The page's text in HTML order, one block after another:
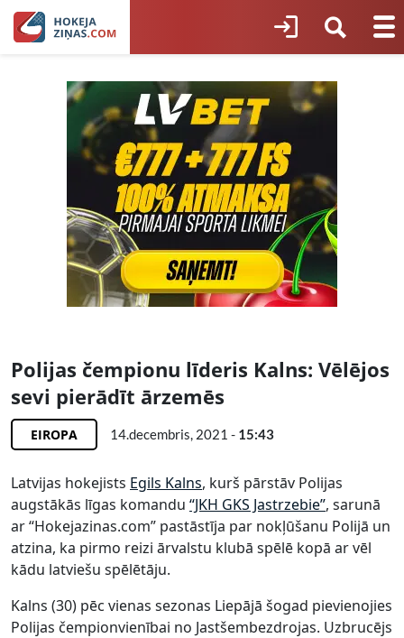
Polijas čempionu līderis Kalns: Vēlējos
sevi pierādīt ārzemēs
EIROPA 14.decembris, 2021 - 15:43
Latvijas hokejists Egils Kalns, kurš pārstāv Polijas
augstākās līgas komandu “JKH GKS Jastrzebie”, sarunā
ar “Hokejazinas.com” pastāstīja par nokļūšanu Polijā un
atzina, ka pirmo reizi ārvalstu klubā spēlē kopā ar vēl
kādu latviešu spēlētāju.
Kalns (30) pēc vienas sezonas Liepājā šogad pievienojies
Polijas čempionvienībai no Jastšembezdrojas. Uzbrucējs